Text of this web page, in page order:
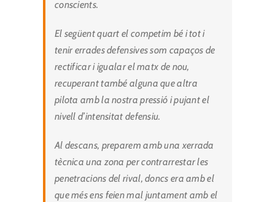
conscients.
El següent quart el competim bé i tot i
tenir errades defensives som capaços de
rectificar i igualar el matx de nou,
recuperant també alguna que altra
pilota amb la nostra pressió i pujant el
nivell d’intensitat defensiu.
Al descans, preparem amb una xerrada
tècnica una zona per contrarrestar les
penetracions del rival, doncs era amb el
que més ens feien mal juntament amb el